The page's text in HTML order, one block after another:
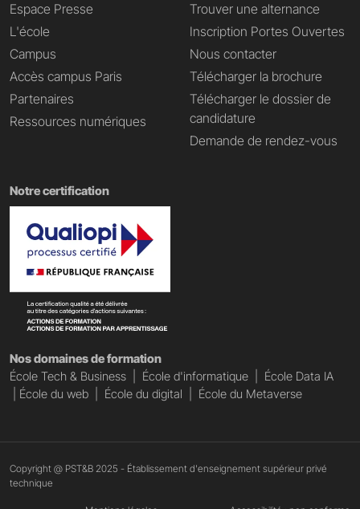
Espace Presse
L'école
Campus
Accès campus Paris
Partenaires
Ressources numériques
Trouver une alternance
Inscription Portes Ouvertes
Nous contacter
Télécharger la brochure
Télécharger le dossier de
candidature
Demande de rendez-vous
Notre certification
Nos domaines de formation
École Tech & Business
École d'informatique
École Data IA
École du web École du digital École du Metaverse
Copyright @ PST&B 2025 - Établissement d'enseignement supérieur privé
technique